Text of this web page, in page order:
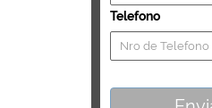
Telefono